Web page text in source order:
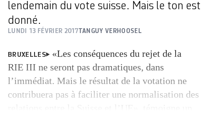
lendemain du vote suisse. Mais le ton est
donné.
LUNDI 13 FÉVRIER 2017TANGUY VERHOOSEL
BRUXELLES
«Les conséquences du rejet de la
RIE III ne seront pas dramatiques, dans
l’immédiat. Mais le résultat de la votation ne
contribuera pas à faciliter une normalisation des